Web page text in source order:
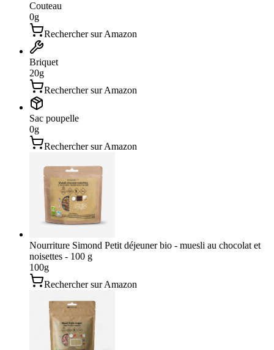
Couteau
0g
Rechercher sur Amazon
Briquet
20g
Rechercher sur Amazon
Sac poupelle
0g
Rechercher sur Amazon
Nourriture Simond Petit déjeuner bio - muesli au chocolat et
noisettes - 100 g
100g
Rechercher sur Amazon